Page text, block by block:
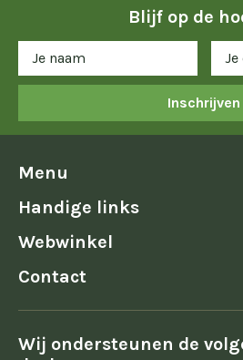
Blijf op de
Inschrijven
Menu
Handige links
Webwinkel
Contact
Wij ondersteunen de